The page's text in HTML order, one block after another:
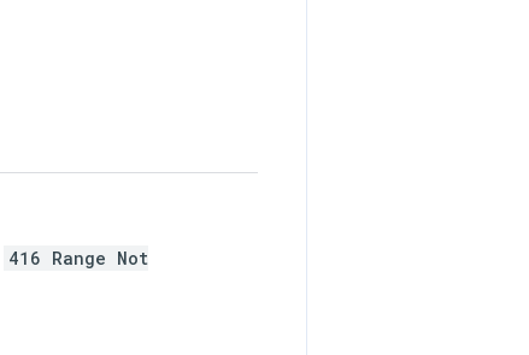
416 Range Not